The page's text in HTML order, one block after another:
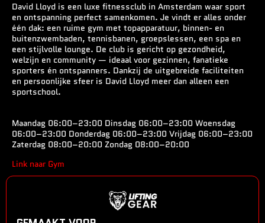
David Lloyd is een luxe fitnessclub in Amsterdam waar sport
en ontspanning perfect samenkomen. Je vindt er alles onder
één dak: een ruime gym met topapparatuur, binnen- en
buitenzwembaden, tennisbanen, groepslessen, een spa en
een stijlvolle lounge. De club is gericht op gezondheid,
welzijn en community — ideaal voor gezinnen, fanatieke
sporters én ontspanners. Dankzij de uitgebreide faciliteiten
en persoonlijke sfeer is David Lloyd meer dan alleen een
sportschool.
Maandag 06:00–23:00 Dinsdag 06:00–23:00 Woensdag
06:00–23:00 Donderdag 06:00–23:00 Vrijdag 06:00–23:00
Zaterdag 08:00–20:00 Zondag 08:00–20:00
Link naar Gym